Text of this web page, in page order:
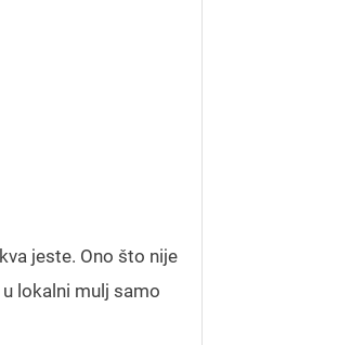
jeste. Ono što nije
lokalni mulj samo